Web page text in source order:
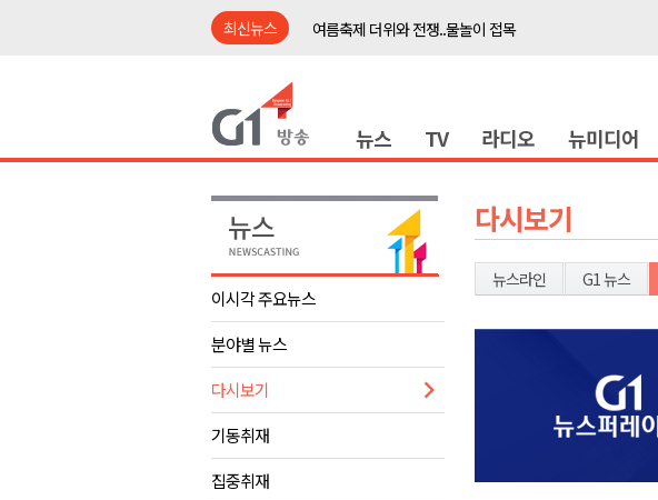
최신뉴스
여름축제 더위와 전쟁..물놀이 접목
검찰청 폐지..해결 과제 산적
영월군, 국·도비 확보 보고회 개최
삼척 공공산후조리원 이전 시급
강원자치도교육청 교감급 이상 387명 인사
여름축제 더위와 전쟁..물놀이 접목
강원도, 최휘영 문체부장관과 정책간담회
이광재 국회 예결위원장, 강릉시 초청 특별 강연
뉴스 TV 라디오 뉴미디어
이시각 주요뉴스
분야별 뉴스
다시보기
기동취재
집중취재
다시보기
뉴스라인 G1 뉴스